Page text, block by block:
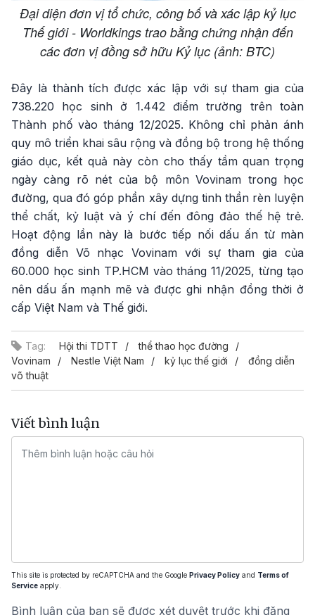
Đại diện đơn vị tổ chức, công bố và xác lập kỷ lục
Thế giới - Worldkings trao bằng chứng nhận đến
các đơn vị đồng sở hữu Kỷ lục (ảnh: BTC)
Đây là thành tích được xác lập với sự tham gia của
738.220 học sinh ở 1.442 điểm trường trên toàn
Thành phố vào tháng 12/2025. Không chỉ phản ánh
quy mô triển khai sâu rộng và đồng bộ trong hệ thống
giáo dục, kết quả này còn cho thấy tầm quan trọng
ngày càng rõ nét của bộ môn Vovinam trong học
đường, qua đó góp phần xây dựng tinh thần rèn luyện
thể chất, kỷ luật và ý chí đến đông đảo thế hệ trẻ.
Hoạt động lần này là bước tiếp nối dấu ấn từ màn
đồng diễn Võ nhạc Vovinam với sự tham gia của
60.000 học sinh TP.HCM vào tháng 11/2025, từng tạo
nên dấu ấn mạnh mẽ và được ghi nhận đồng thời ở
cấp Việt Nam và Thế giới.
Tag: Hội thi TDTT
thể thao học đường
Vovinam
Nestle Việt Nam kỷ lục thế giới
đồng diễn
võ thuật
Viết bình luận
This site is protected by reCAPTCHA and the Google Privacy Policy and Terms of
Service apply.
Bình luận của bạn sẽ được xét duyệt trước khi đăng